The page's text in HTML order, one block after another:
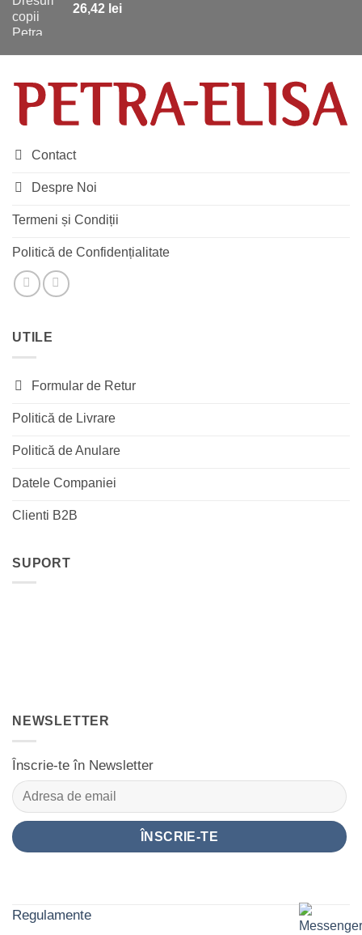
26,42 lei
Contact
Despre Noi
Termeni și Condiții
Politică de Confidențialitate
UTILE
Formular de Retur
Politică de Livrare
Politică de Anulare
Datele Companiei
Clienti B2B
SUPORT
NEWSLETTER
Înscrie-te în Newsletter
Regulamente